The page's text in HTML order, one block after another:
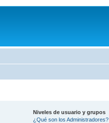
Niveles de usuario y grupos
¿Qué son los Administradores?